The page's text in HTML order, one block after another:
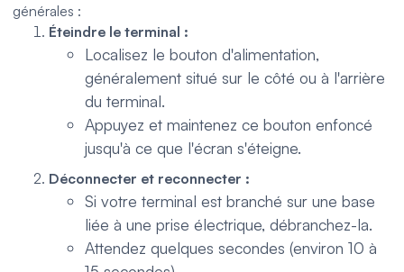
générales :
Éteindre le terminal :
Localisez le bouton d'alimentation,
généralement situé sur le côté ou à l'arrière
du terminal.
Appuyez et maintenez ce bouton enfoncé
jusqu'à ce que l'écran s'éteigne.
Déconnecter et reconnecter :
Si votre terminal est branché sur une base
liée à une prise électrique, débranchez-la.
Attendez quelques secondes (environ 10 à